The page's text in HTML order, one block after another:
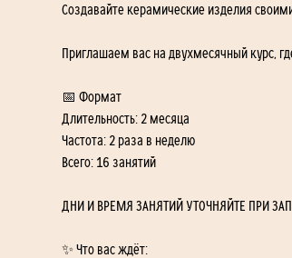
Создавайте керамические изделия
Приглашаем вас на двухмесячный курс,
📅 Формат
Длительность: 2 месяца
Частота: 2 раза в неделю
Всего: 16 занятий
ДНИ И ВРЕМЯ ЗАНЯТИЙ УТОЧНЯЙТЕ ПРИ
✨ Что вас ждёт: